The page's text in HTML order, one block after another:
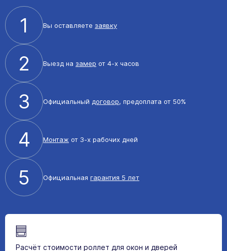
1 Вы оставляете заявку
2 Выезд на замер от 4-х часов
3 Официальный договор, предоплата от 50%
4 Монтаж от 3-х рабочих дней
5 Официальная гарантия 5 лет
Расчёт стоимости роллет для окон и дверей